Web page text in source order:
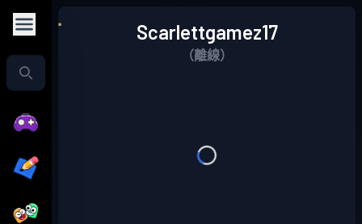
Scarlettgamez17
（離線）